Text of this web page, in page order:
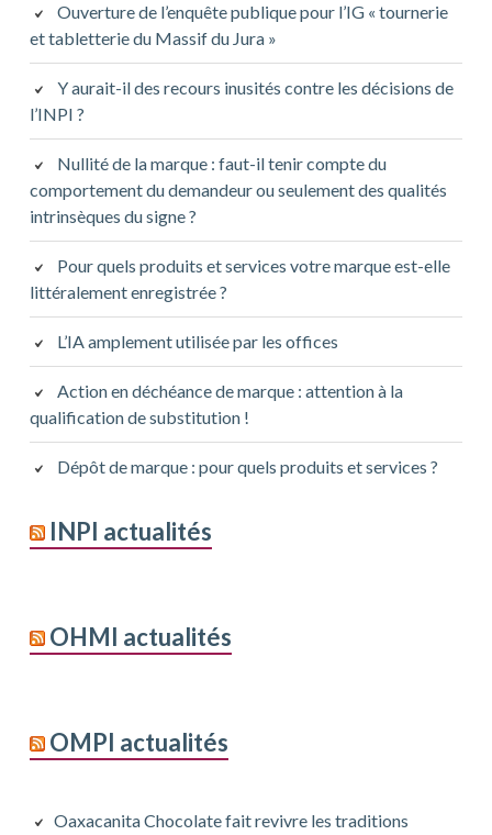
Ouverture de l’enquête publique pour l’IG « tournerie
et tabletterie du Massif du Jura »
Y aurait-il des recours inusités contre les décisions de
l’INPI ?
Nullité de la marque : faut-il tenir compte du
comportement du demandeur ou seulement des qualités
intrinsèques du signe ?
Pour quels produits et services votre marque est-elle
littéralement enregistrée ?
L’IA amplement utilisée par les offices
Action en déchéance de marque : attention à la
qualification de substitution !
Dépôt de marque : pour quels produits et services ?
INPI actualités
OHMI actualités
OMPI actualités
Oaxacanita Chocolate fait revivre les traditions